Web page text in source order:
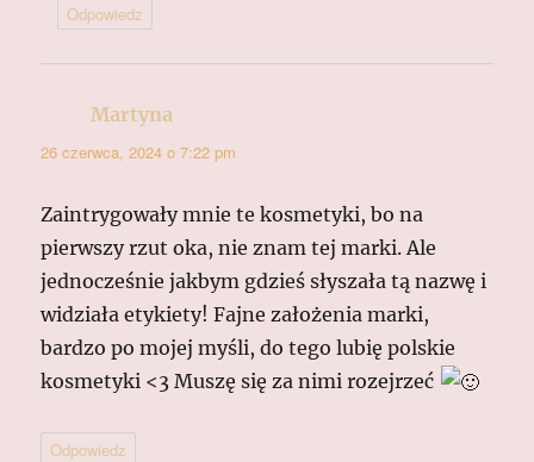
Odpowiedz
Martyna
26 czerwca, 2024 o 7:22 pm
Zaintrygowały mnie te kosmetyki, bo na
pierwszy rzut oka, nie znam tej marki. Ale
jednocześnie jakbym gdzieś słyszała tą nazwę i
widziała etykiety! Fajne założenia marki,
bardzo po mojej myśli, do tego lubię polskie
kosmetyki <3 Muszę się za nimi rozejrzeć
Odpowiedz